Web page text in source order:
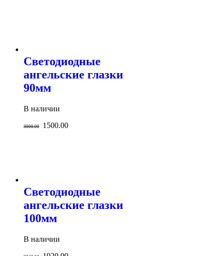
Светодиодные
ангельские глазки
90мм
В наличии
3000.00 1500.00
Светодиодные
ангельские глазки
100мм
В наличии